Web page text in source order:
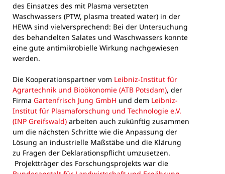
des Einsatzes des mit Plasma versetzten
Waschwassers (PTW, plasma treated water) in der
HEWA sind vielversprechend: Bei der Untersuchung
des behandelten Salates und Waschwassers konnte
eine gute antimikrobielle Wirkung nachgewiesen
werden.
Die Kooperationspartner vom Leibniz-Institut für
Agrartechnik und Bioökonomie (ATB Potsdam), der
Firma Gartenfrisch Jung GmbH und dem Leibniz-
Institut für Plasmaforschung und Technologie e.V.
(INP Greifswald) arbeiten auch zukünftig zusammen
um die nächsten Schritte wie die Anpassung der
Lösung an industrielle Maßstäbe und die Klärung
zu Fragen der Deklarationspflicht umzusetzen.
Projektträger des Forschungsprojekts war die